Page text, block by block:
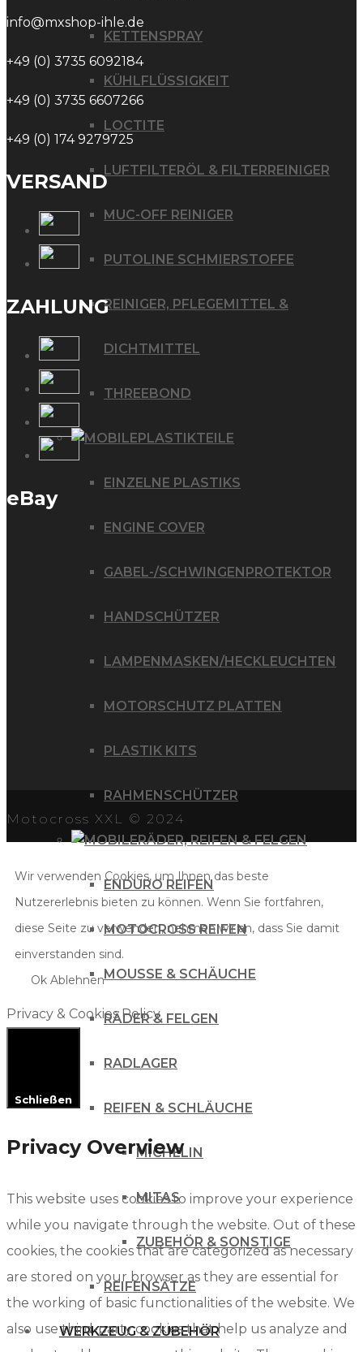
KETTENSPRAY
KÜHLFLÜSSIGKEIT
LOCTITE
LUFTFILTERÖL & FILTERREINIGER
MUC-OFF REINIGER
PUTOLINE SCHMIERSTOFFE
REINIGER, PFLEGEMITTEL &
DICHTMITTEL
THREEBOND
PLASTIKTEILE
EINZELNE PLASTIKS
ENGINE COVER
GABEL-/SCHWINGENPROTEKTOR
HANDSCHÜTZER
LAMPENMASKEN/HECKLEUCHTEN
MOTORSCHUTZ PLATTEN
PLASTIK KITS
RAHMENSCHÜTZER
RÄDER, REIFEN & FELGEN
ENDURO REIFEN
MOTOCROSS REIFEN
MOUSSE & SCHÄUCHE
RÄDER & FELGEN
RADLAGER
REIFEN & SCHLÄUCHE
MICHELIN
MITAS
ZUBEHÖR & SONSTIGE
REIFENSÄTZE
WERKZEUG & ZUBEHÖR
info@mxshop-ihle.de
+49 (0) 3735 6092184
+49 (0) 3735 6607266
+49 (0) 174 9279725
VERSAND
ZAHLUNG
eBay
Motocross XXL © 2024
Wir verwenden Cookies, um Ihnen das beste
Nutzererlebnis bieten zu können. Wenn Sie fortfahren,
diese Seite zu verwenden, nehmen wir an, dass Sie damit
einverstanden sind.
Ok Ablehnen
Privacy & Cookies Policy
Schließen
Privacy Overview
This website uses cookies to improve your experience
while you navigate through the website. Out of these
cookies, the cookies that are categorized as necessary
are stored on your browser as they are essential for
the working of basic functionalities of the website. We
also use third-party cookies that help us analyze and